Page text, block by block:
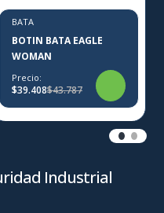
BATA
BOTIN BATA EAGLE
WOMAN
Precio:
$39.408$43.787
Industrial